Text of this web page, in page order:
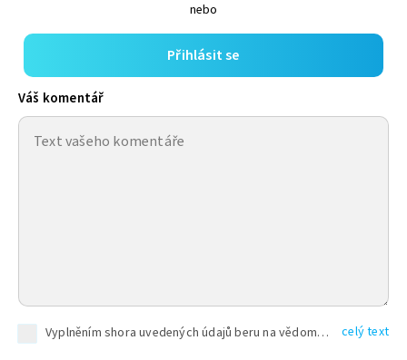
nebo
Přihlásit se
Váš komentář
Vyplněním shora uvedených údajů beru na vědomí, že společnost TEXT FACTORY s.r.o., sídlem Brno, Durďákova 336/29, Černá Pole, PSČ: 613 00, IČ: 06157831, zapsané u Krajského soudu v Brně, oddíl C, vložka 100399, bude zpracovávat mé osobní údaje uvedené v rámci mnou vyplněného registračního formuláře na základě oprávněných zájmů TEXT FACTORY s.r.o. dle čl. 6 odst. 1 písm. f) GDPR a pro splnění právních povinností (čl. 6 odst. 1 písm. c) GDPR), a to pro tyto účely: nezbytnost zajistit oprávnění návštěvníka webových stránek provozovaných společností TEXT FACTORY s.r.o. přispívat aktivně ke zveřejněným článkům nebo v rámci diskusních fór a výkon práv TEXT FACTORY s.r.o. jako administrátora těchto diskusních fór. Více informací o zpracování osobních údajů a právech lze nalézt v celý text